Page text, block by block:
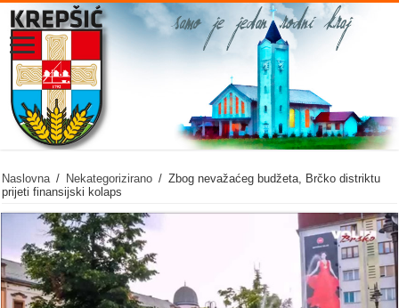
Naslovna / Nekategorizirano / Zbog nevažaćeg budžeta, Brčko distriktu
prijeti finansijski kolaps